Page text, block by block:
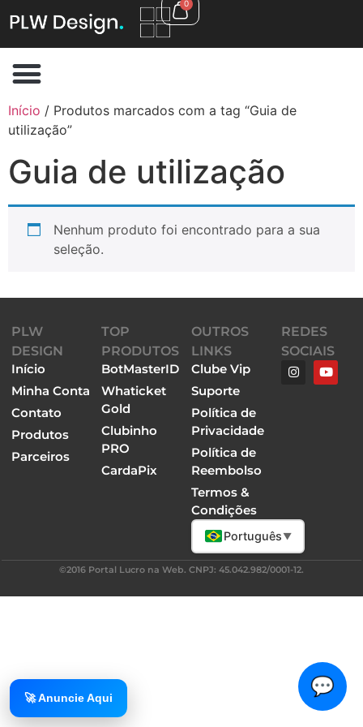
0
Início / Produtos marcados com a tag “Guia de
utilização”
Guia de utilização
Nenhum produto foi encontrado para a sua
seleção.
PLW
DESIGN
Início
Minha Conta
Contato
Produtos
Parceiros
TOP
PRODUTOS
BotMasterID
Whaticket
Gold
Clubinho
PRO
CardaPix
💬
OUTROS
LINKS
Clube Vip
Suporte
Política de
Privacidade
Política de
Reembolso
Termos &
Condições
Português ▼
REDES
SOCIAIS
©2016 Portal Lucro na Web. CNPJ: 45.042.982/0001-12.
🚀 Anuncie Aqui